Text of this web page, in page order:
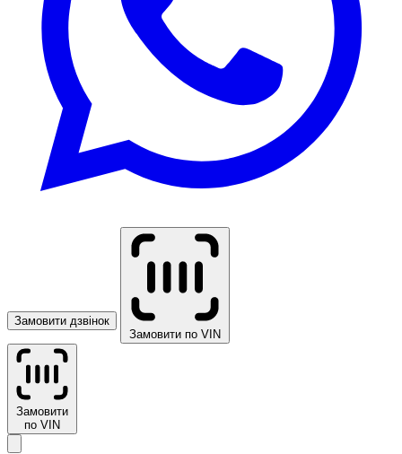
Замовити дзвінок
Замовити по VIN
Замовити
по VIN